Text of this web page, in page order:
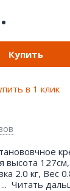
Купить
в 1 клик
высота
2.0 кг, Вес
Читать